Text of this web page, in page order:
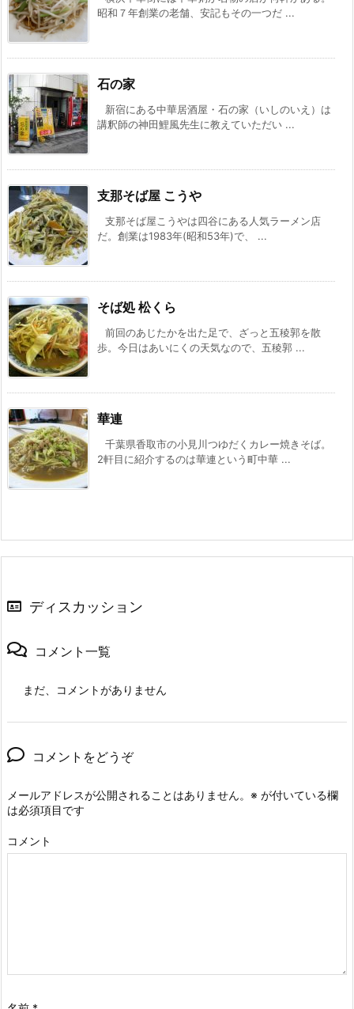
昭和７年創業の老舗、安記もその一つだ ...
石の家
新宿にある中華居酒屋・石の家（いしのいえ）は
講釈師の神田鯉風先生に教えていただい ...
支那そば屋 こうや
支那そば屋こうやは四谷にある人気ラーメン店
だ。創業は1983年(昭和53年)で、 ...
そば処 松くら
前回のあじたかを出た足で、ざっと五稜郭を散
歩。今日はあいにくの天気なので、五稜郭 ...
華連
千葉県香取市の小見川つゆだくカレー焼きそば。
2軒目に紹介するのは華連という町中華 ...
ディスカッション
コメント一覧
まだ、コメントがありません
コメントをどうぞ
メールアドレスが公開されることはありません。 ※ が付いている欄
は必須項目です
コメント